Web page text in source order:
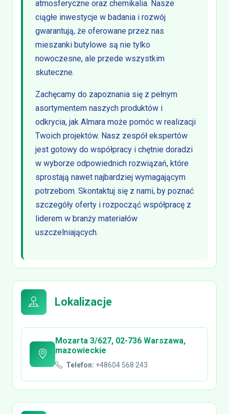
atmosferyczne oraz chemikalia. Nasze
ciągłe inwestycje w badania i rozwój
gwarantują, że oferowane przez nas
mieszanki butylowe są nie tylko
nowoczesne, ale przede wszystkim
skuteczne.
Zachęcamy do zapoznania się z pełnym
asortymentem naszych produktów i
odkrycia, jak Almara może pomóc w realizacji
Twoich projektów. Nasz zespół ekspertów
jest gotowy do współpracy i chętnie doradzi
w wyborze odpowiednich rozwiązań, które
sprostają nawet najbardziej wymagającym
potrzebom. Skontaktuj się z nami, by poznać
szczegóły oferty i rozpocząć współpracę z
liderem w branży materiałów
uszczelniających.
Lokalizacje
Mozarta 3/627, 02-736 Warszawa,
mazowieckie
Telefon: +48604 568 243